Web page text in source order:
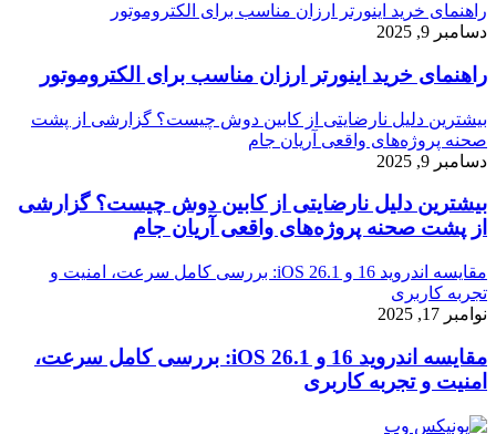
راهنمای خرید اینورتر ارزان مناسب برای الکتروموتور
دسامبر 9, 2025
راهنمای خرید اینورتر ارزان مناسب برای الکتروموتور
بیشترین دلیل نارضایتی از کابین دوش چیست؟ گزارشی از پشت
صحنه پروژه‌های واقعی آریان جام
دسامبر 9, 2025
بیشترین دلیل نارضایتی از کابین دوش چیست؟ گزارشی
از پشت صحنه پروژه‌های واقعی آریان جام
مقایسه اندروید 16 و iOS 26.1: بررسی کامل سرعت، امنیت و
تجربه کاربری
نوامبر 17, 2025
مقایسه اندروید 16 و iOS 26.1: بررسی کامل سرعت،
امنیت و تجربه کاربری